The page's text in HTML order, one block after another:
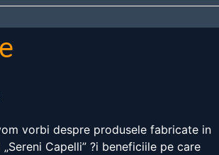
vorbi despre produsele fabricate in
Capelli” ?i beneficiile pe care